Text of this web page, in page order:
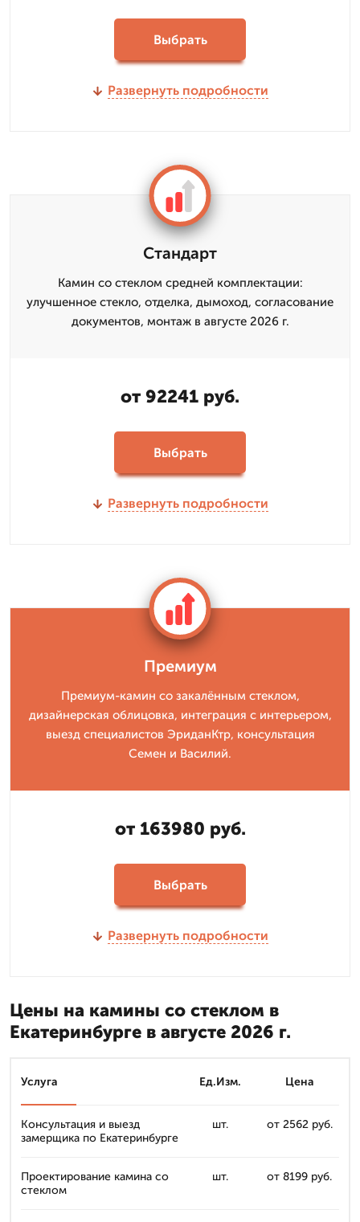
Выбрать
Развернуть подробности
Стандарт
Камин со стеклом средней комплектации:
улучшенное стекло, отделка, дымоход, согласование
документов, монтаж в августе 2026 г.
от 92241 руб.
Выбрать
Развернуть подробности
Премиум
Премиум-камин со закалённым стеклом,
дизайнерская облицовка, интеграция с интерьером,
выезд специалистов ЭриданКтр, консультация
Семен и Василий.
от 163980 руб.
Выбрать
Развернуть подробности
Цены на камины со стеклом в
Екатеринбурге в августе 2026 г.
Услуга Ед.Изм. Цена
Консультация и выезд
замерщика по Екатеринбурге
шт. от 2562 руб.
Проектирование камина со
стеклом
шт. от 8199 руб.